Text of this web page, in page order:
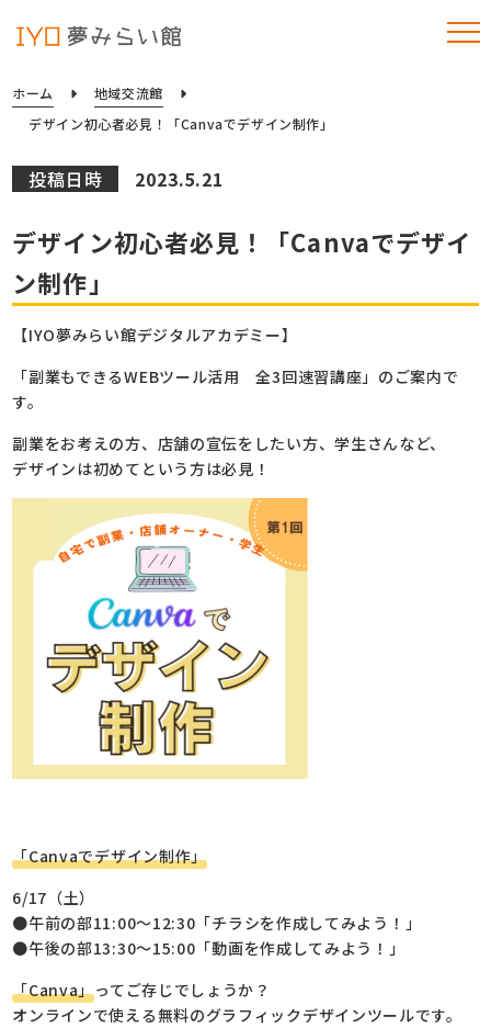
ホーム
地域交流館
デザイン初心者必見！「Canvaでデザイン制作」
投稿日時 2023.5.21
デザイン初心者必見！「Canvaでデザイ
ン制作」
【IYO夢みらい館デジタルアカデミー】
「副業もできるWEBツール活用 全3回速習講座」のご案内で
す。
副業をお考えの方、店舗の宣伝をしたい方、学生さんなど、
デザインは初めてという方は必見！
「Canvaでデザイン制作」
6/17（土）
●午前の部11:00～12:30「チラシを作成してみよう！」
●午後の部13:30～15:00「動画を作成してみよう！」
「Canva」ってご存じでしょうか？
オンラインで使える無料のグラフィックデザインツールです。